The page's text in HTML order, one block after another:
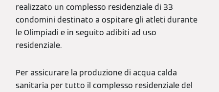
realizzato un complesso residenziale di 33
condomini destinato a ospitare gli atleti durante
le Olimpiadi e in seguito adibiti ad uso
residenziale.
Per assicurare la produzione di acqua calda
sanitaria per tutto il complesso residenziale del